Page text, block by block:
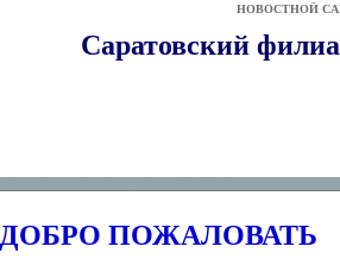
Саратовский
НОВОСТНОЙ
ДОБРО ПОЖАЛОВАТЬ